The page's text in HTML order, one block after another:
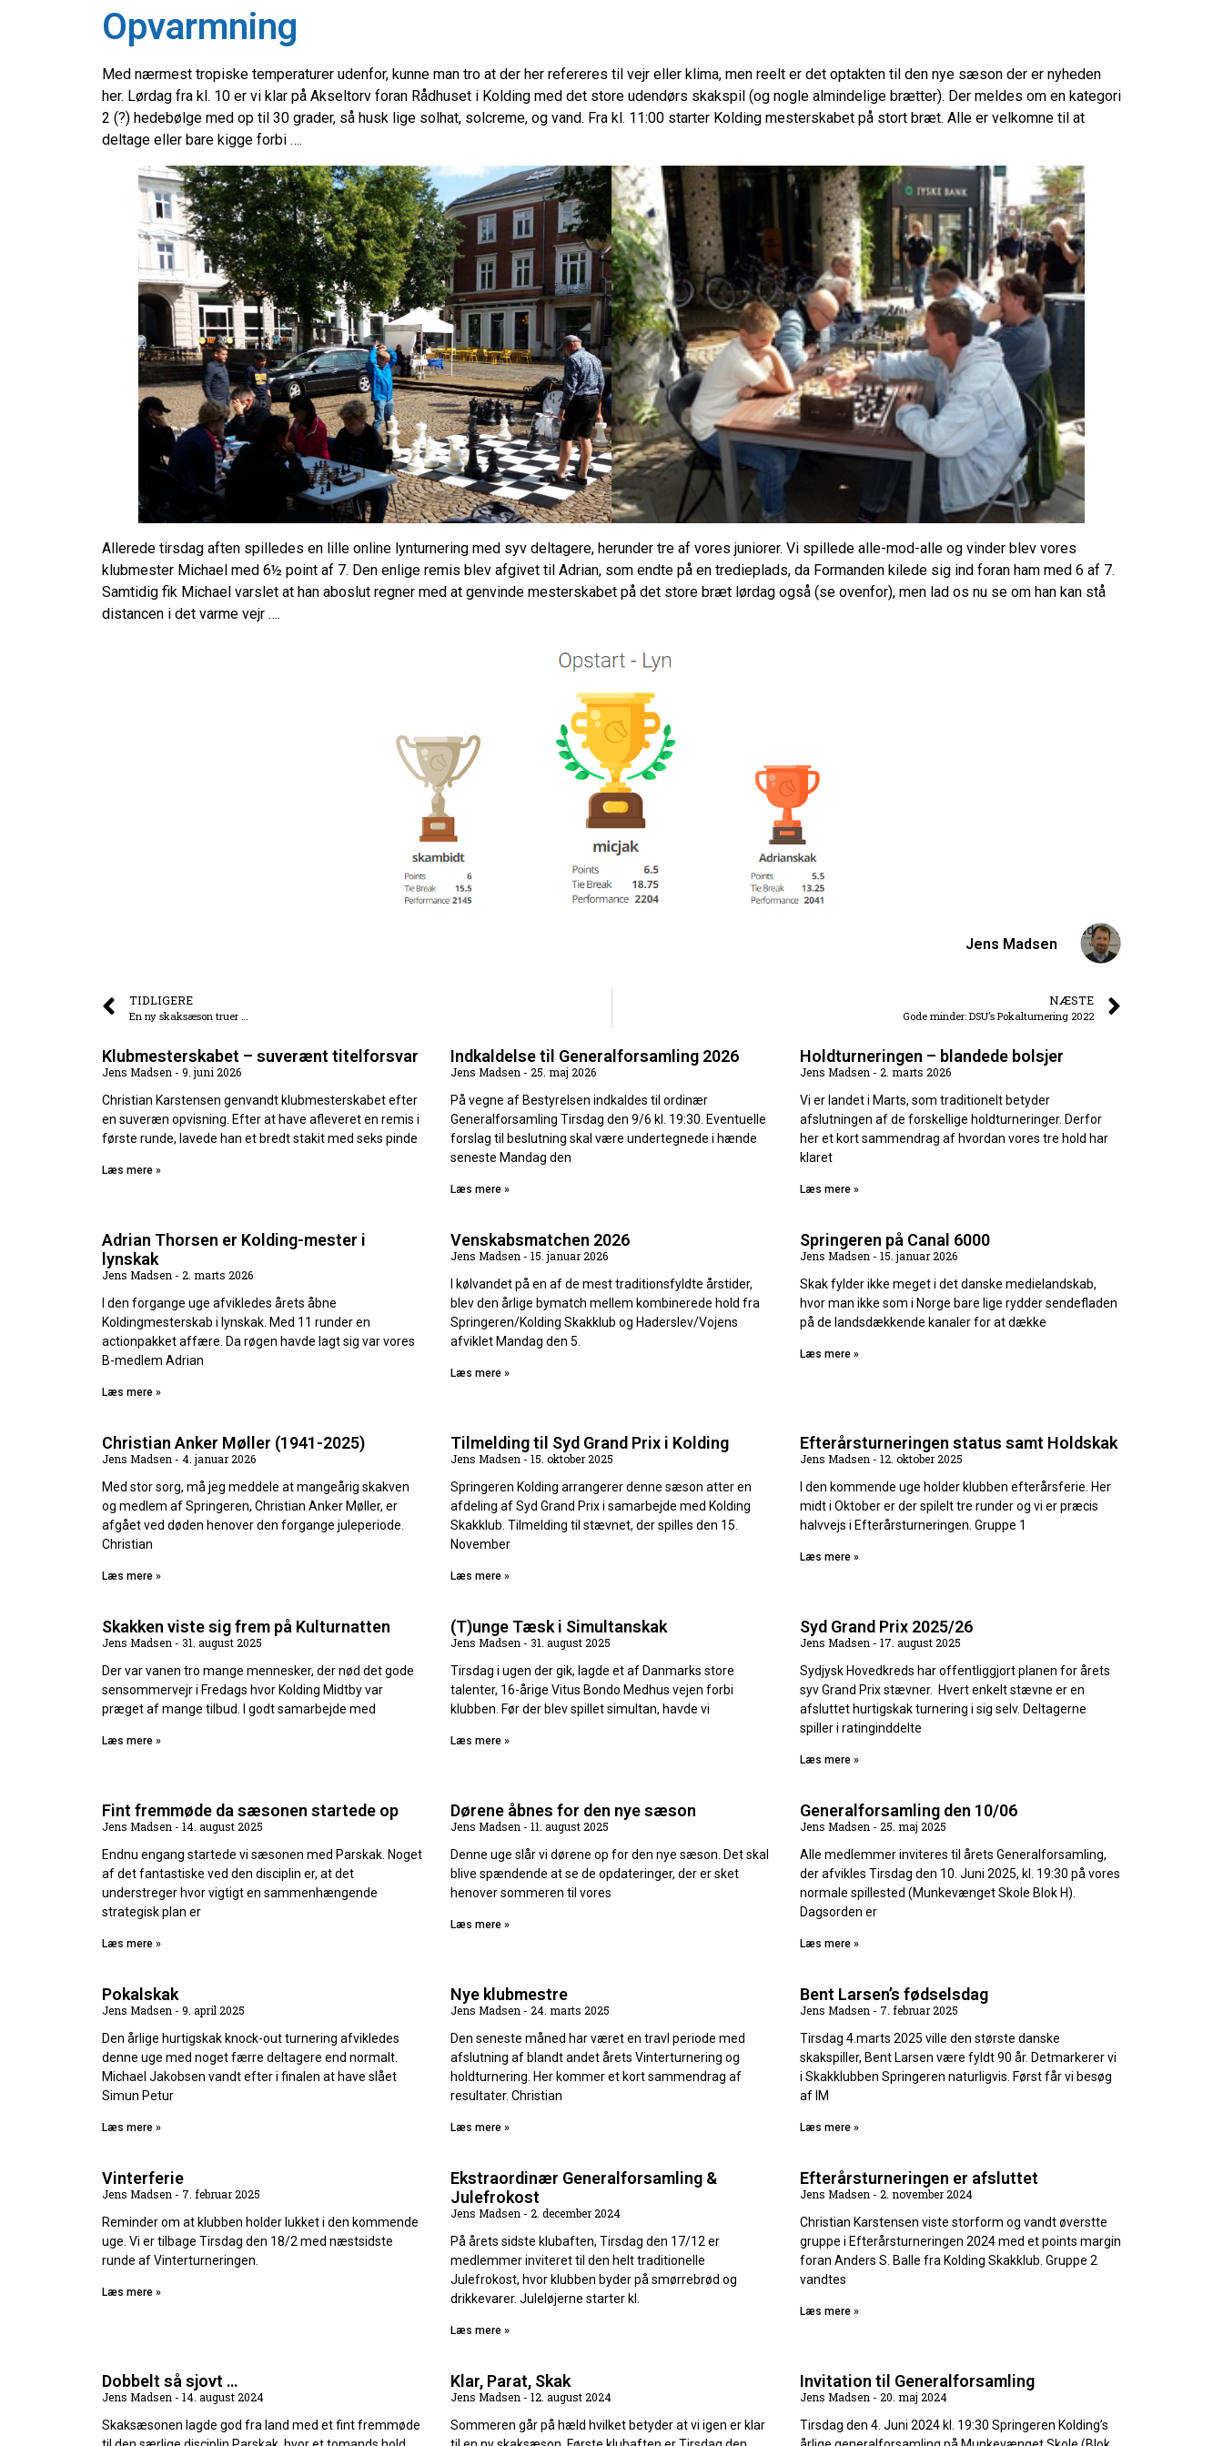
Opvarmning
Med nærmest tropiske temperaturer udenfor, kunne man tro at der her refereres til vejr eller klima, men reelt er det optakten til den nye sæson der er nyheden
her. Lørdag fra kl. 10 er vi klar på Akseltorv foran Rådhuset i Kolding med det store udendørs skakspil (og nogle almindelige brætter). Der meldes om en kategori
2 (?) hedebølge med op til 30 grader, så husk lige solhat, solcreme, og vand. Fra kl. 11:00 starter Kolding mesterskabet på stort bræt. Alle er velkomne til at
deltage eller bare kigge forbi ….
Allerede tirsdag aften spilledes en lille online lynturnering med syv deltagere, herunder tre af vores juniorer. Vi spillede alle-mod-alle og vinder blev vores
klubmester Michael med 6½ point af 7. Den enlige remis blev afgivet til Adrian, som endte på en tredieplads, da Formanden kilede sig ind foran ham med 6 af 7.
Samtidig fik Michael varslet at han aboslut regner med at genvinde mesterskabet på det store bræt lørdag også (se ovenfor), men lad os nu se om han kan stå
distancen i det varme vejr ….
Jens Madsen
TIDLIGERE
En ny skaksæson truer …
NÆSTE
Gode minder: DSU’s Pokalturnering 2022
Klubmesterskabet – suverænt titelforsvar
Jens Madsen
9. juni 2026
Christian Karstensen genvandt klubmesterskabet efter
en suveræn opvisning. Efter at have afleveret en remis i
første runde, lavede han et bredt stakit med seks pinde
Læs mere »
Indkaldelse til Generalforsamling 2026
Jens Madsen
25. maj 2026
På vegne af Bestyrelsen indkaldes til ordinær
Generalforsamling Tirsdag den 9/6 kl. 19:30. Eventuelle
forslag til beslutning skal være undertegnede i hænde
seneste Mandag den
Læs mere »
Holdturneringen – blandede bolsjer
Jens Madsen
2. marts 2026
Vi er landet i Marts, som traditionelt betyder
afslutningen af de forskellige holdturneringer. Derfor
her et kort sammendrag af hvordan vores tre hold har
klaret
Læs mere »
Adrian Thorsen er Kolding-mester i
lynskak
Jens Madsen
2. marts 2026
I den forgange uge afvikledes årets åbne
Koldingmesterskab i lynskak. Med 11 runder en
actionpakket affære. Da røgen havde lagt sig var vores
B-medlem Adrian
Læs mere »
Venskabsmatchen 2026
Jens Madsen
15. januar 2026
I kølvandet på en af de mest traditionsfyldte årstider,
blev den årlige bymatch mellem kombinerede hold fra
Springeren/Kolding Skakklub og Haderslev/Vojens
afviklet Mandag den 5.
Læs mere »
Springeren på Canal 6000
Jens Madsen
15. januar 2026
Skak fylder ikke meget i det danske medielandskab,
hvor man ikke som i Norge bare lige rydder sendefladen
på de landsdækkende kanaler for at dække
Læs mere »
Christian Anker Møller (1941-2025)
Jens Madsen
4. januar 2026
Med stor sorg, må jeg meddele at mangeårig skakven
og medlem af Springeren, Christian Anker Møller, er
afgået ved døden henover den forgange juleperiode.
Christian
Læs mere »
Tilmelding til Syd Grand Prix i Kolding
Jens Madsen
15. oktober 2025
Springeren Kolding arrangerer denne sæson atter en
afdeling af Syd Grand Prix i samarbejde med Kolding
Skakklub. Tilmelding til stævnet, der spilles den 15.
November
Læs mere »
Efterårsturneringen status samt Holdskak
Jens Madsen
12. oktober 2025
I den kommende uge holder klubben efterårsferie. Her
midt i Oktober er der spilelt tre runder og vi er præcis
halvvejs i Efterårsturneringen. Gruppe 1
Læs mere »
Skakken viste sig frem på Kulturnatten
Jens Madsen
31. august 2025
Der var vanen tro mange mennesker, der nød det gode
sensommervejr i Fredags hvor Kolding Midtby var
præget af mange tilbud. I godt samarbejde med
Læs mere »
(T)unge Tæsk i Simultanskak
Jens Madsen
31. august 2025
Tirsdag i ugen der gik, lagde et af Danmarks store
talenter, 16-årige Vitus Bondo Medhus vejen forbi
klubben. Før der blev spillet simultan, havde vi
Læs mere »
Syd Grand Prix 2025/26
Jens Madsen
17. august 2025
Sydjysk Hovedkreds har offentliggjort planen for årets
syv Grand Prix stævner. Hvert enkelt stævne er en
afsluttet hurtigskak turnering i sig selv. Deltagerne
spiller i ratinginddelte
Læs mere »
Fint fremmøde da sæsonen startede op
Jens Madsen
14. august 2025
Endnu engang startede vi sæsonen med Parskak. Noget
af det fantastiske ved den disciplin er, at det
understreger hvor vigtigt en sammenhængende
strategisk plan er
Læs mere »
Dørene åbnes for den nye sæson
Jens Madsen
11. august 2025
Denne uge slår vi dørene op for den nye sæson. Det skal
blive spændende at se de opdateringer, der er sket
henover sommeren til vores
Læs mere »
Generalforsamling den 10/06
Jens Madsen
25. maj 2025
Alle medlemmer inviteres til årets Generalforsamling,
der afvikles Tirsdag den 10. Juni 2025, kl. 19:30 på vores
normale spillested (Munkevænget Skole Blok H).
Dagsorden er
Læs mere »
Pokalskak
Jens Madsen
9. april 2025
Den årlige hurtigskak knock-out turnering afvikledes
denne uge med noget færre deltagere end normalt.
Michael Jakobsen vandt efter i finalen at have slået
Simun Petur
Læs mere »
Nye klubmestre
Jens Madsen
24. marts 2025
Den seneste måned har været en travl periode med
afslutning af blandt andet årets Vinterturnering og
holdturnering. Her kommer et kort sammendrag af
resultater. Christian
Læs mere »
Bent Larsen’s fødselsdag
Jens Madsen
7. februar 2025
Tirsdag 4.marts 2025 ville den største danske
skakspiller, Bent Larsen være fyldt 90 år. Detmarkerer vi
i Skakklubben Springeren naturligvis. Først får vi besøg
af IM
Læs mere »
Vinterferie
Jens Madsen
7. februar 2025
Reminder om at klubben holder lukket i den kommende
uge. Vi er tilbage Tirsdag den 18/2 med næstsidste
runde af Vinterturneringen.
Læs mere »
Ekstraordinær Generalforsamling &
Julefrokost
Jens Madsen
2. december 2024
På årets sidste klubaften, Tirsdag den 17/12 er
medlemmer inviteret til den helt traditionelle
Julefrokost, hvor klubben byder på smørrebrød og
drikkevarer. Juleløjerne starter kl.
Læs mere »
Efterårsturneringen er afsluttet
Jens Madsen
2. november 2024
Christian Karstensen viste storform og vandt øverstte
gruppe i Efterårsturneringen 2024 med et points margin
foran Anders S. Balle fra Kolding Skakklub. Gruppe 2
vandtes
Læs mere »
Dobbelt så sjovt …
Jens Madsen
14. august 2024
Skaksæsonen lagde god fra land med et fint fremmøde
Klar, Parat, Skak
Jens Madsen
12. august 2024
Sommeren går på hæld hvilket betyder at vi igen er klar
Invitation til Generalforsamling
Jens Madsen
20. maj 2024
Tirsdag den 4. Juni 2024 kl. 19:30 Springeren Kolding’s